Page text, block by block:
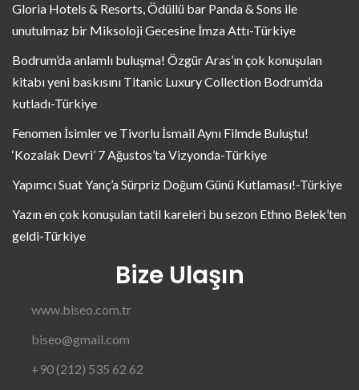
Gloria Hotels & Resorts, Ödüllü bar Panda & Sons ile
unutulmaz bir Miksoloji Gecesine İmza Attı-Türkiye
Bodrum’da anlamlı buluşma! Özgür Aras’ın çok konuşulan
kitabı yeni baskısını Titanic Luxury Collection Bodrum’da
kutladı-Türkiye
Fenomen İsimler ve Tivorlu İsmail Aynı Filmde Buluştu!
‘Kozalak Devri’ 7 Ağustos’ta Vizyonda-Türkiye
Yapımcı Suat Yanç’a Sürpriz Doğum Günü Kutlaması!-Türkiye
Yazın en çok konuşulan tatil kareleri bu sezon Ethno Belek’ten
geldi-Türkiye
Bize Ulaşın
www.biseo.com.tr
biseo@gmail.com
+90 (212) 535 62 62